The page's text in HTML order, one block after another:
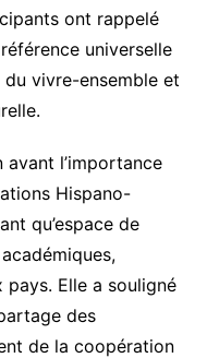
ont rappelé
universelle
vivre-ensemble et
avant l’importance
Hispano-
qu’espace de
Elle a souligné
des
de la coopération